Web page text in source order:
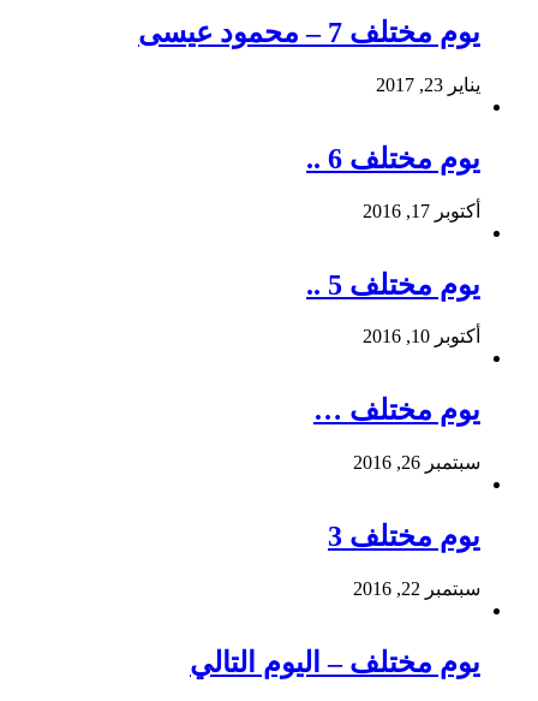
يوم مختلف 7 – محمود عيسى
يناير 23, 2017
يوم مختلف 6 ..
أكتوبر 17, 2016
يوم مختلف 5 ..
أكتوبر 10, 2016
يوم مختلف …
سبتمبر 26, 2016
يوم مختلف 3
سبتمبر 22, 2016
يوم مختلف – اليوم التالي